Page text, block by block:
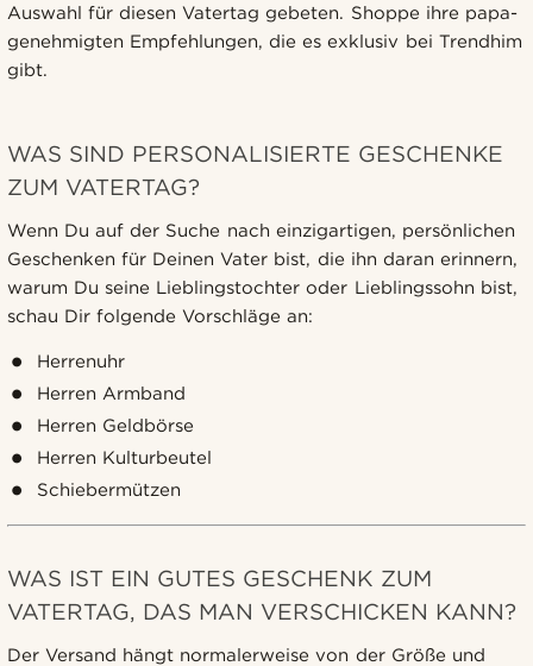
Auswahl für diesen Vatertag gebeten. Shoppe ihre papa-
genehmigten Empfehlungen, die es exklusiv bei Trendhim
gibt.
WAS SIND PERSONALISIERTE GESCHENKE
ZUM VATERTAG?
Wenn Du auf der Suche nach einzigartigen, persönlichen
Geschenken für Deinen Vater bist, die ihn daran erinnern,
warum Du seine Lieblingstochter oder Lieblingssohn bist,
schau Dir folgende Vorschläge an:
Herrenuhr
Herren Armband
Herren Geldbörse
Herren Kulturbeutel
Schiebermützen
WAS IST EIN GUTES GESCHENK ZUM
VATERTAG, DAS MAN VERSCHICKEN KANN?
Der Versand hängt normalerweise von der Größe und